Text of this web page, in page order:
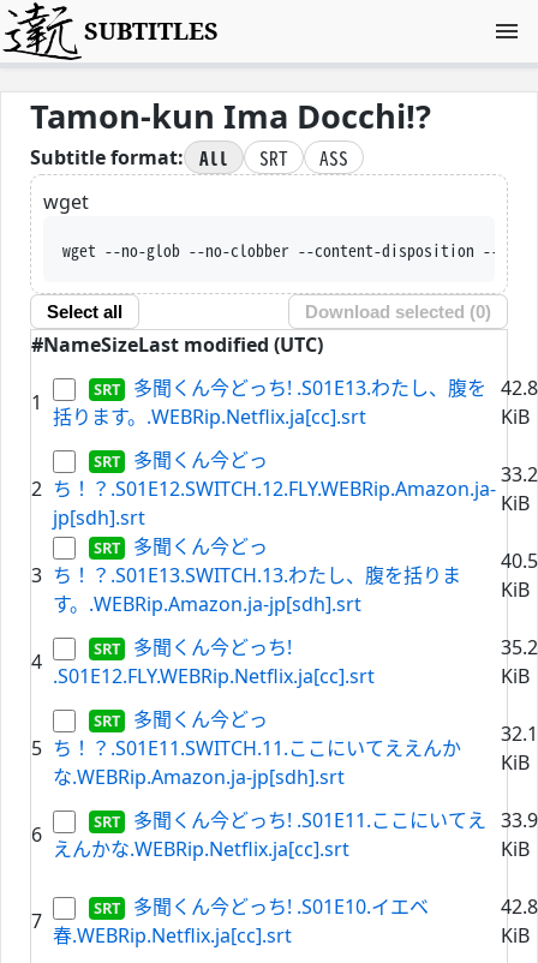
SUBTITLES
Tamon-kun Ima Docchi!?
Subtitle format: All SRT
ASS
wget
wget --no-glob --no-clobber --content-disposition --trust-server-names --
Select all Download selected (0)
#NameSizeLast modified (UTC)
1
多聞くん今どっち! .S01E13.わたし、腹を
括ります。.WEBRip.Netflix.ja[cc].srt
KiB
2
多聞くん今どっ
ち！？.S01E12.SWITCH.12.FLY.WEBRip.Amazon.ja-
jp[sdh].srt
KiB
3
多聞くん今どっ
ち！？.S01E13.SWITCH.13.わたし、腹を括りま
す。.WEBRip.Amazon.ja-jp[sdh].srt
KiB
4
多聞くん今どっち!
.S01E12.FLY.WEBRip.Netflix.ja[cc].srt
KiB
5
多聞くん今どっ
ち！？.S01E11.SWITCH.11.ここにいてええんか
な.WEBRip.Amazon.ja-jp[sdh].srt
KiB
6
多聞くん今どっち! .S01E11.ここにいてえ
えんかな.WEBRip.Netflix.ja[cc].srt
KiB
7
多聞くん今どっち! .S01E10.イエベ
春.WEBRip.Netflix.ja[cc].srt
KiB